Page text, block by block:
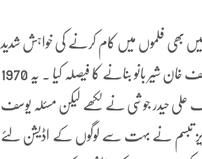
بھی فلموں میں کام کرنے کی خواہش شدید
تر ہوتی گئی ۔ اس دوران ہدایت کار عزیز تبسم نے پشتو فلم یوسف خان شیر بانو بنانے کا فیصلہ کیا ۔ یہ 1970
علی حیدر جوشی نے لکھے لیکن مسئلہ یوسف
عزیز تبسم نے بہت سے لوگوں کے اڈیشن لئے